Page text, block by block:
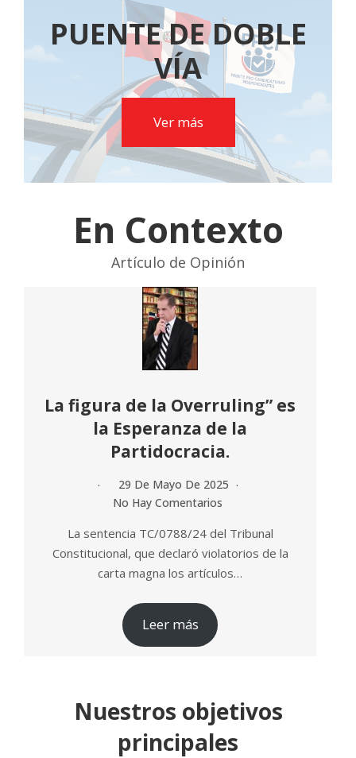
PUENTE DE DOBLE
VÍA
Ver más
En Contexto
Artículo de Opinión
La figura de la Overruling” es
la Esperanza de la
Partidocracia.
29 De Mayo De 2025
No Hay Comentarios
La sentencia TC/0788/24 del Tribunal
Constitucional, que declaró violatorios de la
carta magna los artículos…
Leer más
Nuestros objetivos
principales